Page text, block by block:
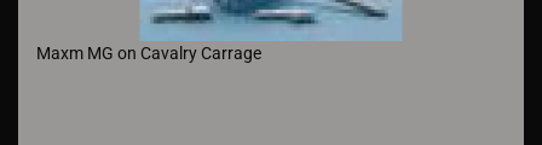
Maxm MG on Cavalry Carrage